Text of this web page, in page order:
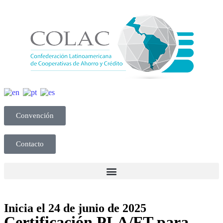
Convención
Contacto
Inicia el 24 de junio de 2025